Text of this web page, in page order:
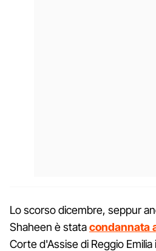
Lo scorso dicembre, seppur
Shaheen è statacondannata
Corte d'Assise di Reggio